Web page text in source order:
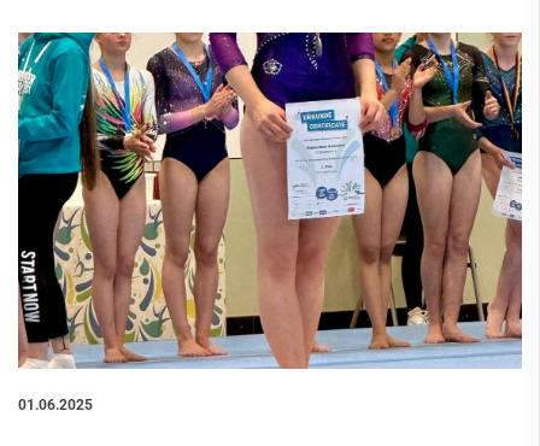
01.06.2025